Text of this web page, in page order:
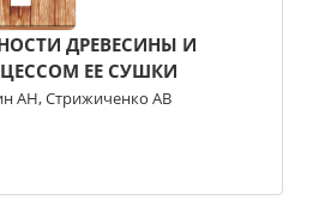
ДРЕВЕСИНЫ И
ЕЕ СУШКИ
АН,Стрижиченко АВ